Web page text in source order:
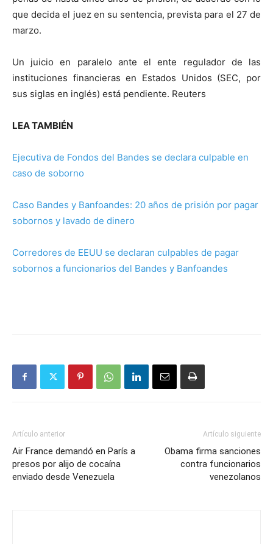
que decida el juez en su sentencia, prevista para el 27 de
marzo.
Un juicio en paralelo ante el ente regulador de las
instituciones financieras en Estados Unidos (SEC, por
sus siglas en inglés) está pendiente. Reuters
LEA TAMBIÉN
Ejecutiva de Fondos del Bandes se declara culpable en
caso de soborno
Caso Bandes y Banfoandes: 20 años de prisión por pagar
sobornos y lavado de dinero
Corredores de EEUU se declaran culpables de pagar
sobornos a funcionarios del Bandes y Banfoandes
Artículo anterior
Air France demandó en París a
presos por alijo de cocaína
enviado desde Venezuela
Artículo siguiente
Obama firma sanciones
contra funcionarios
venezolanos